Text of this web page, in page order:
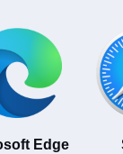
Edge